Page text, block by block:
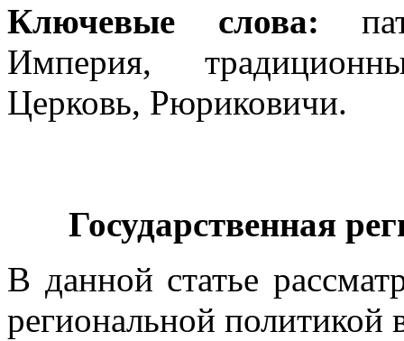
Ключевые слова:
Империя,
Церковь, Рюриковичи.
Государственная
В данной статье
региональной политикой